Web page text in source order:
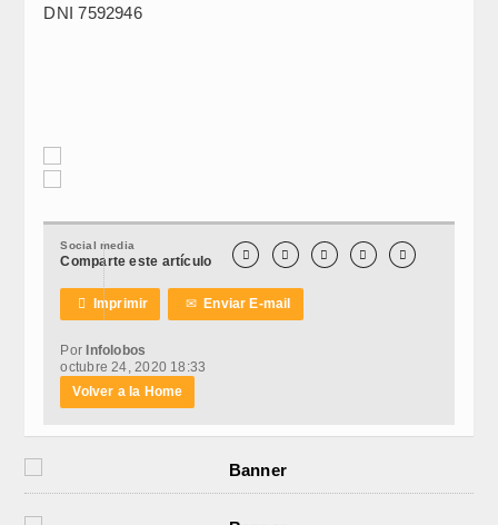
DNI 7592946
Social media
Comparte este artículo     
 Imprimir ✉Enviar E-mail
Por Infolobos
octubre 24, 2020 18:33
Volver a la Home